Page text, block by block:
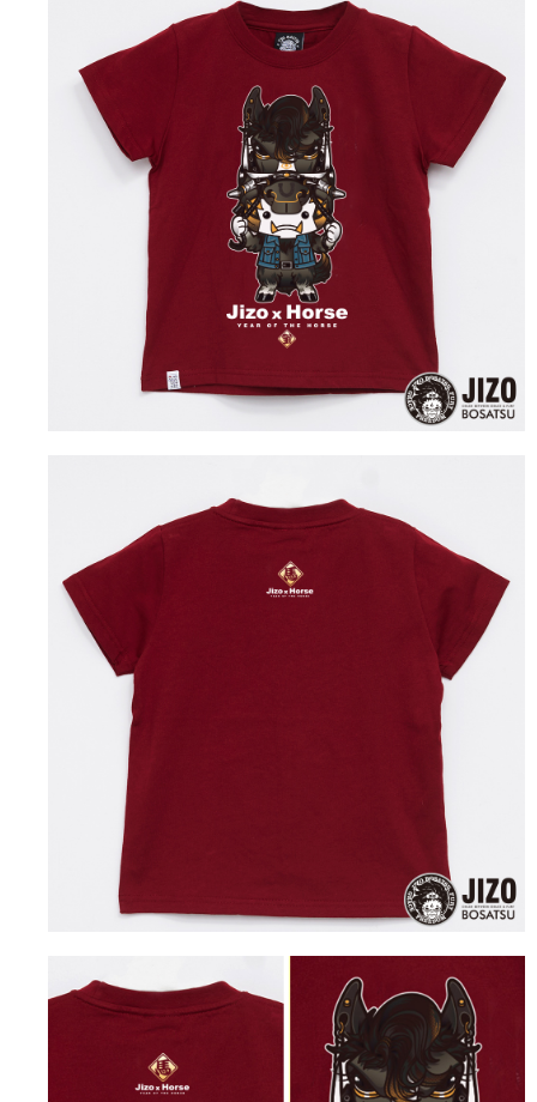
1.本服務係由「台灣大哥大股份有限公司」（以下簡稱本公司）所提供，讓
用戶於交易時，得透過本服務購買商品或服務，並由商店將買賣／分期付款
買賣價金債權讓與本公司後，依約使用本公司帳單繳交帳款。
2.基於同意付款使用「大哥付你分期」之契約關係目的，商店將以您的個人
資料（包含姓名、電話或地址）提供予台灣大哥大進項蒐集、處理及利用，
由本公司與您本人進行分期帳單所需資料之確認、核對及更正。
3.完整用戶服務條款，請詳閱以下連結：https://oppay.tw/userRule
ATM／網路銀行／等多元方式進行付款，方視為交易完成。
※ 請注意：結帳手續完成當下不需立刻繳費，但若您需要取消訂單，請聯絡
購買商品的店家。未經商家同意取消之訂單仍視為有效，需透過AFTEE先享
後付繳納相關費用。
※ 交易是否成功請以「AFTEE先享後付 」之結帳頁面顯示為準，若有關於
是否繳費成功／繳費後需取消欲退款等相關疑問，請聯繫「AFTEE先享後付
客戶支援中心」
https://netprotections.freshdesk.com/support/home
１．透過由恩沛科技股份有限公司提供之「AFTEE先享後付」服務完成之交
易，需依本服務之必要範圍內提供個人資料，並將交易相關給付款項請求債
權轉讓予恩沛科技股份有限公司。
２．關於個人資料處理事宜，請瀏覽以下網址：
https://aftee.tw/terms/#terms3
３．未成年的使用者請事先徵得法定代理人或監護人之同意方可使用
「AFTEE先享後付」，若未經同意申辦者引起之損失，本公司不負相關責
４．使用「AFTEE先享後付」時，將依據個別帳號之用戶狀況，依本公司即
時審查核予不同之上限額度；若仍有額度不足之情形，本公司將視審查結果
每筆NT$60，滿NT$3,000(含以上)免運費
付款後萊爾富取貨
每筆NT$60，滿NT$3,000(含以上)免運費
每筆NT$80，滿NT$3,000(含以上)免運費
每筆NT$80，滿NT$3,000(含以上)免運費
每筆NT$100，滿NT$3,000(含以上)免運費
查看運費